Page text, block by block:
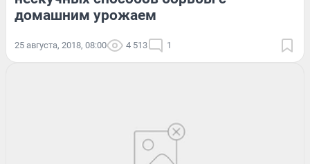
домашним урожаем
25 августа, 2018, 08:00 4 513 1